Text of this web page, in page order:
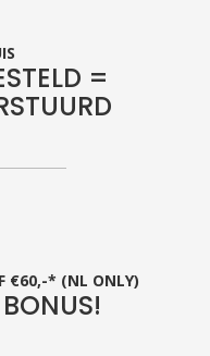
=
€60,-* (NL ONLY)